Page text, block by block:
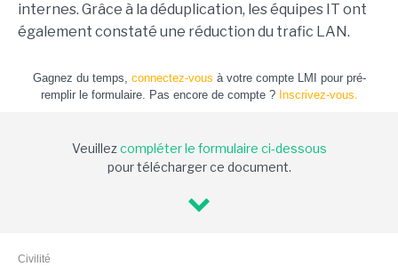
internes. Grâce à la déduplication, les équipes IT ont
également constaté une réduction du trafic LAN.
Gagnez du temps, connectez-vous à votre compte LMI pour pré-
remplir le formulaire. Pas encore de compte ? Inscrivez-vous.
Veuillezcompléter le formulaire ci-dessous
pour télécharger ce document.
Civilité